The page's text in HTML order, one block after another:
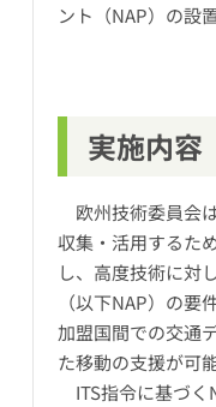
ント（NAP）の設
実施内容
欧州技術委員会
収集・活用するた
し、高度技術に対
（以下NAP）の要
加盟国間での交通
た移動の支援が可
ITS指令に基づく